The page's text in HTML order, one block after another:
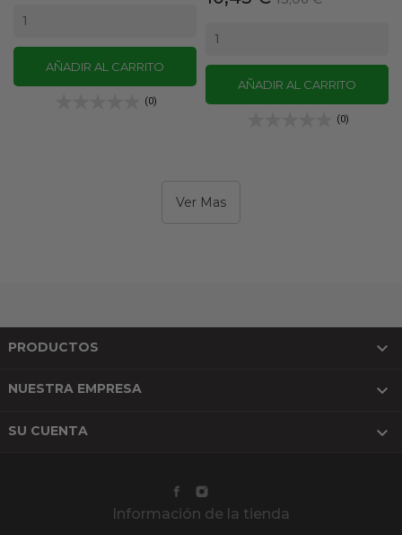
AÑADIR AL CARRITO
(0)
AÑADIR AL CARRITO
(0)
Ver Mas
PRODUCTOS 
NUESTRA EMPRESA 
SU CUENTA 
Información de la tienda